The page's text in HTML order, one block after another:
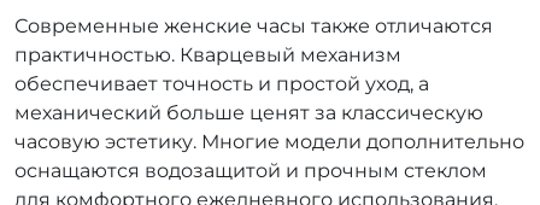
Современные женские часы также отличаются
практичностью. Кварцевый механизм
обеспечивает точность и простой уход, а
механический больше ценят за классическую
часовую эстетику. Многие модели дополнительно
оснащаются водозащитой и прочным стеклом
для комфортного ежедневного использования.